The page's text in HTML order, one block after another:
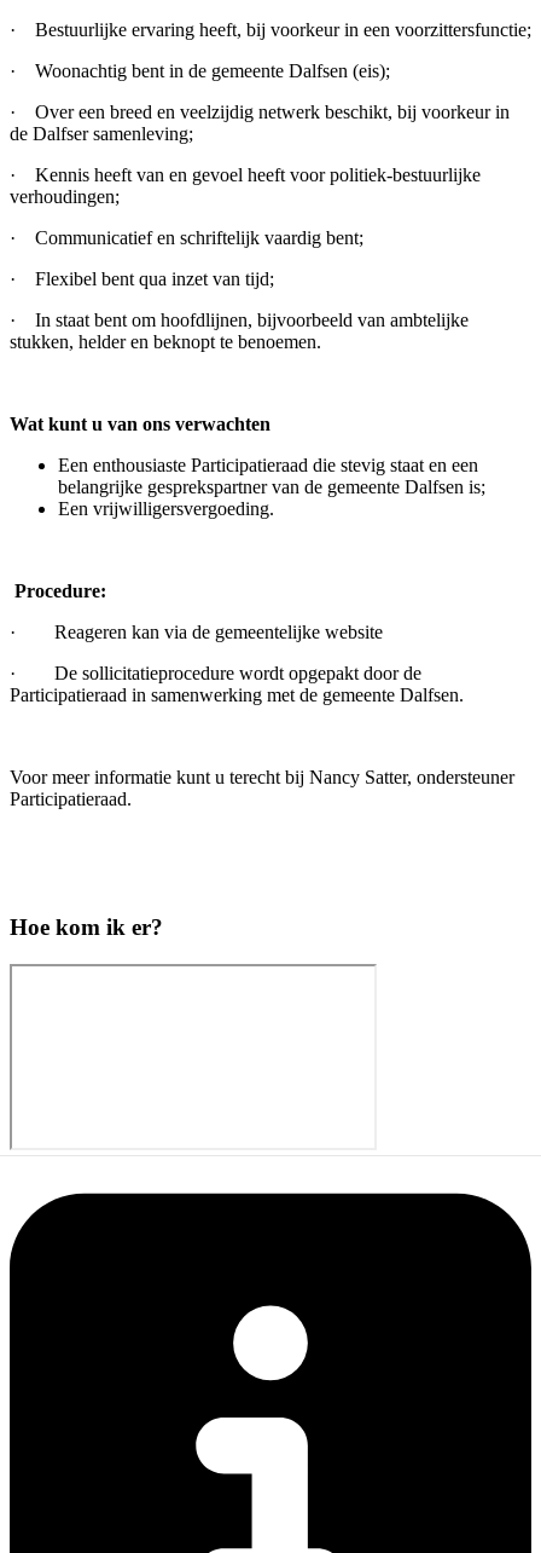
· Bestuurlijke ervaring heeft, bij voorkeur in een voorzittersfunctie;
· Woonachtig bent in de gemeente Dalfsen (eis);
· Over een breed en veelzijdig netwerk beschikt, bij voorkeur in
de Dalfser samenleving;
· Kennis heeft van en gevoel heeft voor politiek-bestuurlijke
verhoudingen;
· Communicatief en schriftelijk vaardig bent;
· Flexibel bent qua inzet van tijd;
· In staat bent om hoofdlijnen, bijvoorbeeld van ambtelijke
stukken, helder en beknopt te benoemen.
Wat kunt u van ons verwachten
Een enthousiaste Participatieraad die stevig staat en een
belangrijke gesprekspartner van de gemeente Dalfsen is;
Een vrijwilligersvergoeding.
Procedure:
· Reageren kan via de gemeentelijke website
· De sollicitatieprocedure wordt opgepakt door de
Participatieraad in samenwerking met de gemeente Dalfsen.
Voor meer informatie kunt u terecht bij Nancy Satter, ondersteuner
Participatieraad.
Hoe kom ik er?